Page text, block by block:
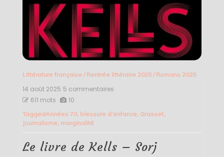
Littérature française/ Rentrée littéraire 2025/ Romans 2025
14 août 2025 5 commentaires
de
Chalandon
611 mots 10
TaggedAnnées 70, blessure d’enfance, Grasset,
Journalisme, marginalité
Le livre de Kells – Sorj